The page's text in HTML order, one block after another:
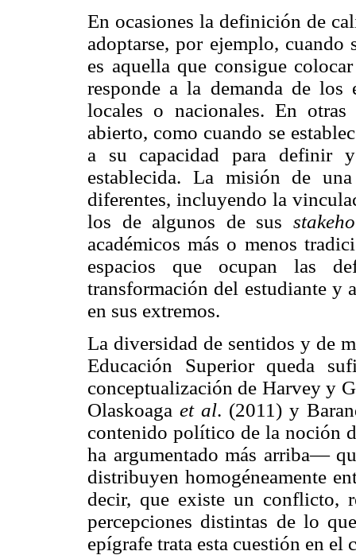
En ocasiones la definición de
adoptarse, por ejemplo, cuando
es aquella que consigue
responde a la demanda de los
locales o nacionales. En
abierto, como cuando se
a su capacidad para definir
establecida. La misión de
diferentes, incluyendo la
los de algunos de sus
académicos más o menos
espacios que ocupan las
transformación del estudiante y
en sus extremos.
La diversidad de sentidos y de
Educación Superior queda
conceptualización de Harvey y
Olaskoagaet al. (2011) y
contenido político de la noción
ha argumentado más arriba—
distribuyen homogéneamente
decir, que existe un conflicto,
percepciones distintas de lo
epígrafe trata esta cuestión en